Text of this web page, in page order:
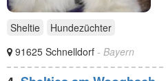
Sheltie
Hundezüchter
91625 Schnelldorf - Bayern